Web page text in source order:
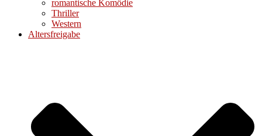
romantische Komödie
Thriller
Western
Altersfreigabe